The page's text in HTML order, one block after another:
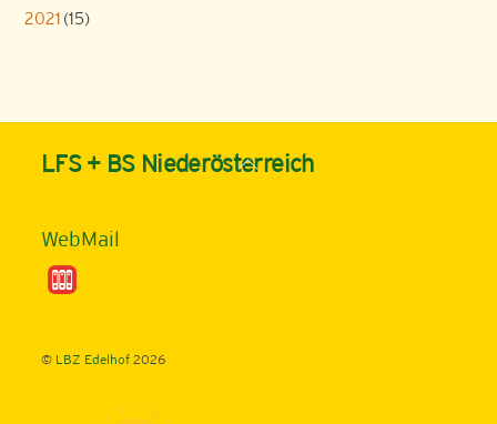
2021 (15)
Back
LFS + BS Niederösterreich
WebMail
© LBZ Edelhof2026